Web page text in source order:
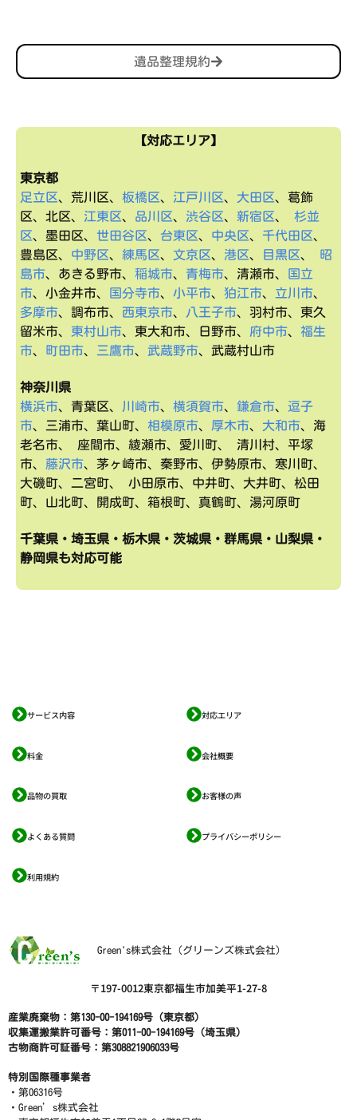
遺品整理規約
【対応エリア】
東京都
足立区、荒川区、 板橋区、 江戸川区、 大田区、葛飾
区、北区、 江東区、 品川区、 渋谷区、 新宿区、 杉並
区、墨田区、 世田谷区、 台東区、 中央区、 千代田区、
豊島区、 中野区、 練馬区、 文京区、 港区、 目黒区、
昭
島市、あきる野市、 稲城市、 青梅市、清瀬市、
国立
市、小金井市、 国分寺市、 小平市、 狛江市、 立川市、
多摩市、調布市、 西東京市、 八王子市、羽村市、東久
留米市、 東村山市、東大和市、日野市、 府中市、 福生
市、 町田市、 三鷹市、 武蔵野市、武蔵村山市
神奈川県
横浜市、青葉区、 川崎市、 横須賀市、 鎌倉市、 逗子
市、三浦市、葉山町、 相模原市、 厚木市、 大和市、海
老名市、 座間市、綾瀬市、愛川町、 清川村、平塚
市、 藤沢市、茅ヶ崎市、秦野市、伊勢原市、寒川町、
大磯町、二宮町、 小田原市、中井町、大井町、松田
町、山北町、開成町、箱根町、真鶴町、湯河原町
千葉県・埼玉県・栃木県・茨城県・群馬県・山梨県・
静岡県も対応可能
サービス内容 対応エリア
料金 会社概要
品物の買取 お客様の声
よくある質問 プライバシーポリシー
利用規約
Green's株式会社（グリーンズ株式会社）
〒197-0012東京都福生市加美平1-27-8
産業廃棄物：第130-00-194169号（東京都）
収集運搬業許可番号：第011-00-194169号（埼玉県）
古物商許可証番号：第308821906033号
特別国際種事業者
・第06316号
・Green’s株式会社